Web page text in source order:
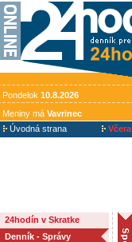
Pondelok 10.8.2026
Meniny má Vavrinec
Úvodná strana
Včera
24hodín v Skratke
Denník - Správy